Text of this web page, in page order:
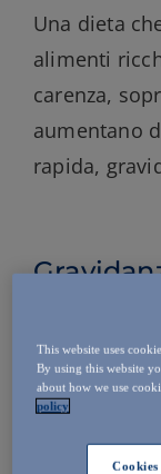
Una dieta
alimenti
carenza,
aumentano
rapida,
aumenta il
del nostro
This website uses
By using this website
about how we use
policy